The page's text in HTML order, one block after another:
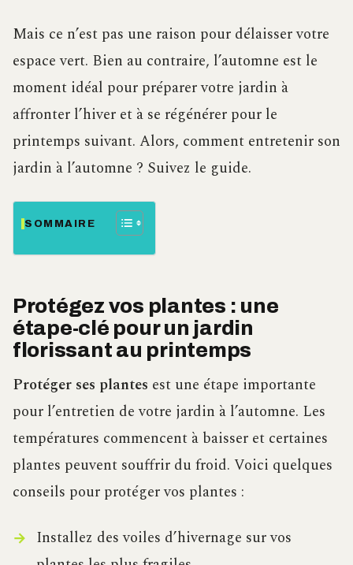
Mais ce n’est pas une raison pour délaisser votre
espace vert. Bien au contraire, l’automne est le
moment idéal pour préparer votre jardin à
affronter l’hiver et à se régénérer pour le
printemps suivant. Alors, comment entretenir son
jardin à l’automne ? Suivez le guide.
SOMMAIRE
Protégez vos plantes : une
étape-clé pour un jardin
florissant au printemps
Protéger ses plantes est une étape importante
pour l’entretien de votre jardin à l’automne. Les
températures commencent à baisser et certaines
plantes peuvent souffrir du froid. Voici quelques
conseils pour protéger vos plantes :
Installez des voiles d’hivernage sur vos